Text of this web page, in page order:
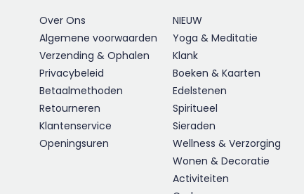
Over Ons
Algemene voorwaarden
Verzending & Ophalen
Privacybeleid
Betaalmethoden
Retourneren
Klantenservice
Openingsuren
NIEUW
Yoga & Meditatie
Klank
Boeken & Kaarten
Edelstenen
Spiritueel
Sieraden
Wellness & Verzorging
Wonen & Decoratie
Activiteiten